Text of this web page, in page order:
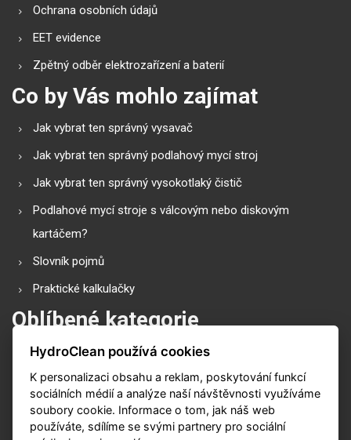
Ochrana osobních údajů
EET evidence
Zpětný odběr elektrozařízení a baterií
Co by Vás mohlo zajímat
Jak vybrat ten správný vysavač
Jak vybrat ten správný podlahový mycí stroj
Jak vybrat ten správný vysokotlaký čistič
Podlahové mycí stroje s válcovým nebo diskovým
kartáčem?
Slovník pojmů
Praktické kalkulačky
Oblíbené kategorie
Průmyslové vysavače
Vysokotlaké čističe
Podlahové mycí stroje
Zametací stroje
HydroClean používá cookies
K personalizaci obsahu a reklam, poskytování funkcí
sociálních médií a analýze naší návštěvnosti využíváme
soubory cookie. Informace o tom, jak náš web
používáte, sdílíme se svými partnery pro sociální